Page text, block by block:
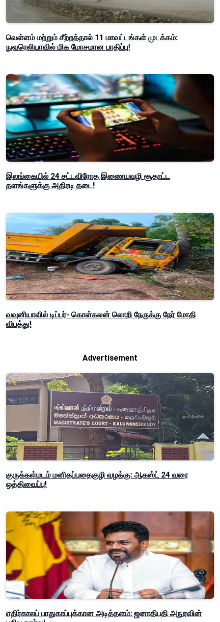
வெள்ளம் மற்றும் சீற்றத்தால் 11 மாவட்டங்கள் முடக்கம்:
நுவரெலியாவில் மிக மோசமான பாதிப்பு!
இலங்கையில் 24 சட்டவிரோத இணையவழி சூதாட்ட
தளங்களுக்கு அதிரடி தடை!
வவுனியாவில் டிப்பர்- கொள்கலன் லொறி நேருக்கு நேர் மோதி
விபத்து!
Advertisement
குருக்கள்மடம் மனிதப்புதைகுழி வழக்கு: ஆகஸ்ட் 24 வரை
ஒத்திவைப்பு!
எதிர்காலப் பாதுகாப்புக்கான அடித்தளம்: ஜனாதிபதி அநுரவின்